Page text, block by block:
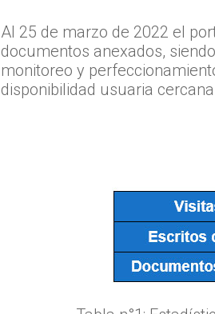
Al 25 de marzo de 2022 el
documentos anexados,
monitoreo y
disponibilidad usuaria